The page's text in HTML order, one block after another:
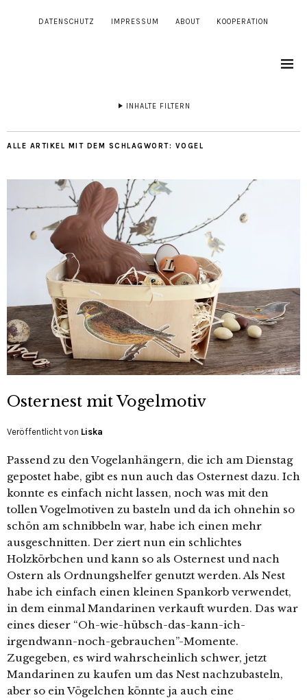
DATENSCHUTZ IMPRESSUM ABOUT KOOPERATION
INHALTE FILTERN
ALLE ARTIKEL MIT DEM SCHLAGWORT: VOGEL
Osternest mit Vogelmotiv
Veröffentlicht von Liska
Passend zu den Vogelanhängern, die ich am Dienstag
gepostet habe, gibt es nun auch das Osternest dazu. Ich
konnte es einfach nicht lassen, noch was mit den
tollen Vogelmotiven zu basteln und da ich ohnehin so
schön am schnibbeln war, habe ich einen mehr
ausgeschnitten. Der ziert nun ein schlichtes
Holzkörbchen und kann so als Osternest und nach
Ostern als Ordnungshelfer genutzt werden. Als Nest
habe ich einfach einen kleinen Spankorb verwendet,
in dem einmal Mandarinen verkauft wurden. Das war
eines dieser “Oh-wie-hübsch-das-kann-ich-
irgendwann-noch-gebrauchen”-Momente.
Zugegeben, es wird wahrscheinlich schwer, jetzt
Mandarinen zu kaufen um das Nest nachzubasteln,
aber so ein Vögelchen könnte ja auch eine